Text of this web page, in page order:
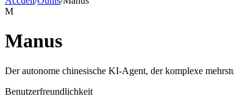
M
Manus
Der autonome chinesische KI-Agent, der komplexe
Benutzerfreundlichkeit